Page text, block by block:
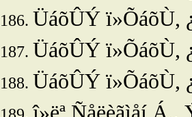
ÜáõÛÝ ï»ÕáõÙ,
ÜáõÛÝ ï»ÕáõÙ,
ÜáõÛÝ ï»ÕáõÙ,